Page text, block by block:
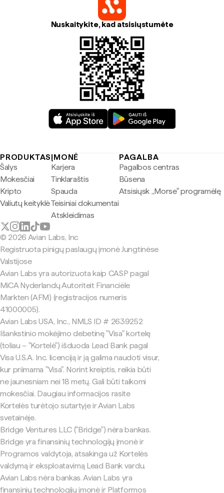
Nuskaitykite, kad atsisiųstumėte
PRODUKTAS
Šalys
Mokesčiai
Kripto
Valiutų keityklė
ĮMONĖ
Karjera
Tinklaraštis
Spauda
Teisiniai dokumentai
Atskleidimas
PAGALBA
Pagalbos centras
Būsena
Atsisiųsk „Morse" programėlę
© 2026 Avian Labs, Inc
Registruota pinigų paslaugų įmonė Jungtinėse
Valstijose
Avian Labs yra autorizuota kaip CASP pagal
MiCA Nyderlandų Autoriteit Financiële
Markten (AFM) (registracijos numeris
41000005).
Avian Labs USA, Inc., NMLS ID # 2639252
Išankstinio mokėjimo debetinę "Visa" kortelę
(toliau – "Kortelė") išduoda Lead Bank pagal
Visa U.S.A. Inc. licenciją ir ją galima naudoti visur,
kur priimama "Visa". Norint kreiptis, reikia būti
ne jaunesniam nei 18 metų. Gali būti taikomi
mokesčiai. Daugiau informacijos rasite
Kortelės turėtojo sutartyje ir Avian Labs
svetainėje.
Bridge Ventures LLC ("Bridge") nėra bankas.
Bridge yra finansinių technologijų įmonė ir
Programos valdytoja, atsakinga už Kortelės
valdymą ir eksploatavimą Lead Bank vardu.
Avian Labs nėra bankas. Avian Labs yra
finansinių technologijų įmonė ir Platformos